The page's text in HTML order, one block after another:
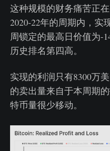
这种规模的财务痛苦正
2020-22年的周期内，实
周锁定的最高日价值为-
历史排名第四高。
实现的利润只有8300万
的卖出量来自于本周期
特币量很少移动。